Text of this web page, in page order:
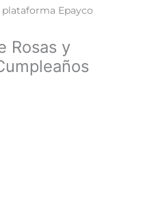
Epayco
Rosas y